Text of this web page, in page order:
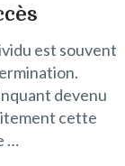
est souvent
devenu
cette
…